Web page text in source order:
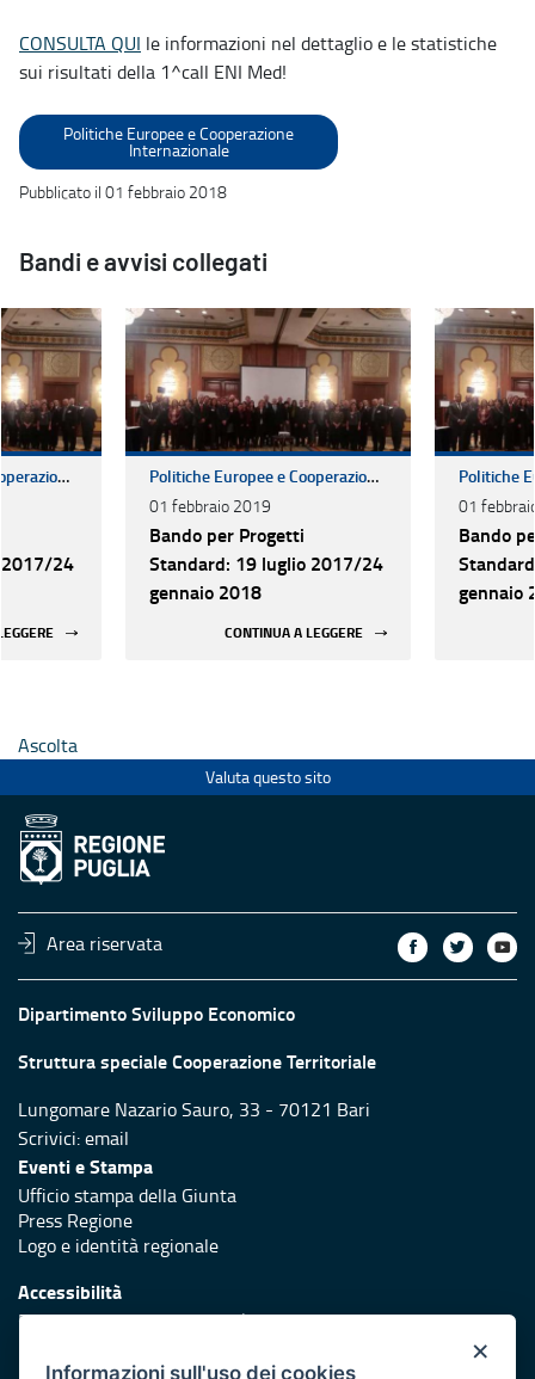
CONSULTA QUI le informazioni nel dettaglio e le statistiche
sui risultati della 1^call ENI Med!
Politiche Europee e Cooperazione
Internazionale
Pubblicato il 01 febbraio 2018
Bandi e avvisi collegati
Politiche Europee e Cooperazione Internazionale
24
Politiche Europee e Cooperazione Internazionale
01 febbraio 2019
Bando per Progetti
Standard: 19 luglio 2017/24
gennaio 2018
CONTINUA A LEGGERE
01
Bando
gennaio
Ascolta
Valuta questo sito
Area riservata
Dipartimento Sviluppo Economico
Struttura speciale Cooperazione Territoriale
Lungomare Nazario Sauro, 33 - 70121 Bari
Scrivici:email
Eventi e Stampa
Ufficio stampa della Giunta
Press Regione
Logo e identità regionale
Accessibilità
Dichiarazione di accessibilità
Redazione ×
Informazioni sull'uso dei cookies